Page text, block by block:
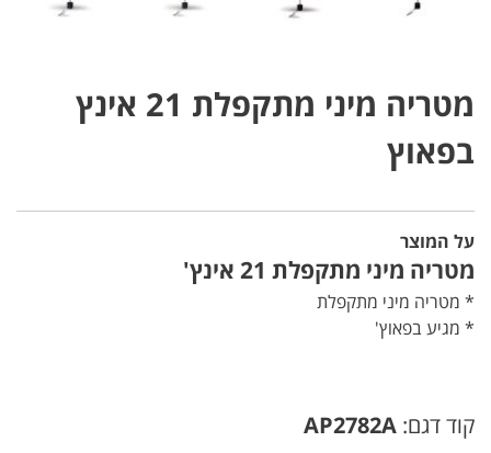
מטריה מיני מתקפלת 21 אינץ
בפאוץ
על המוצר
מטריה מיני מתקפלת 21 אינץ'
* מטריה מיני מתקפלת
* מגיע בפאוץ'
קוד דגם: AP2782A